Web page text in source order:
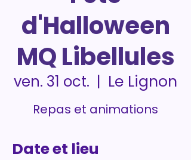
d'Halloween
MQ Libellules
ven. 31 oct.
  |
Le Lignon
Repas et animations
Date et lieu